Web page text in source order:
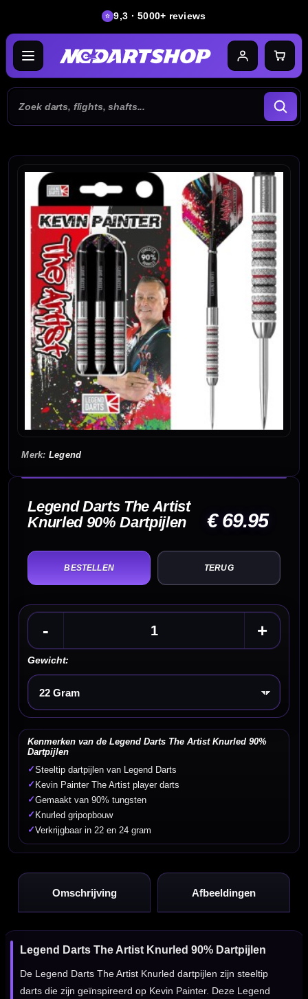
9,3 · 5000+ reviews
Legend
Legend Darts The Artist
Knurled 90% Dartpijlen
€ 69.95
TERUG
- +
Gewicht:
Kies een optie
Kenmerken van de Legend Darts The Artist Knurled 90%
Dartpijlen
✓Steeltip dartpijlen van Legend Darts
✓ Kevin Painter The Artist player darts
✓Gemaakt van 90% tungsten
✓ Knurled gripopbouw
✓Verkrijgbaar in 22 en 24 gram
Omschrijving Afbeeldingen
Legend Darts The Artist Knurled 90% Dartpijlen
De Legend Darts The Artist Knurled dartpijlen zijn steeltip
darts die zijn geïnspireerd op Kevin Painter. Deze Legend